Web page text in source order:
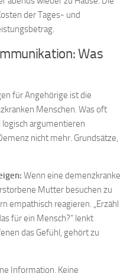
der Tages- und
Was
für Angehörige ist die
Menschen. Was oft
argumentieren
nicht mehr. Grundsätze,
Wenn eine demenzkranke
Mutter besuchen zu
empathisch reagieren. „Erzähl
für ein Mensch?“ lenkt
das Gefühl, gehört zu
Information. Keine